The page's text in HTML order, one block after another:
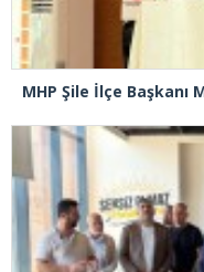
MHP Şile İlçe